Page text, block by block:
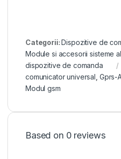
Categorii:Dispozitive de
Module si accesorii sisteme
dispozitive de comanda
comunicator universal Gprs-
Modul gsm
Based on 0 reviews